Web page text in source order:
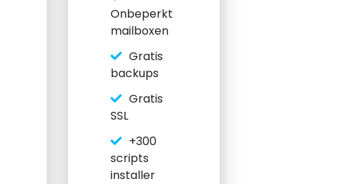
Onbeperkt
mailboxen
Gratis
backups
Gratis
SSL
+300
scripts
installer